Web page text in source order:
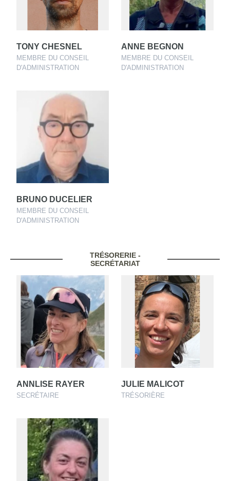
TONY CHESNEL
MEMBRE DU CONSEIL
D'ADMINISTRATION
ANNE BEGNON
MEMBRE DU CONSEIL
D'ADMINISTRATION
BRUNO DUCELIER
MEMBRE DU CONSEIL
D'ADMINISTRATION
TRÉSORERIE -
SECRÉTARIAT
ANNLISE RAYER
SECRÉTAIRE
JULIE MALICOT
TRÉSORIÈRE